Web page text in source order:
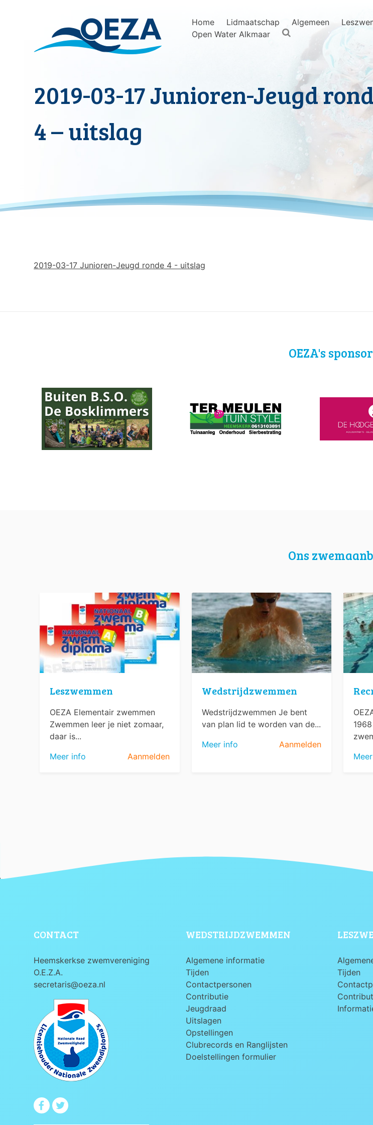
Home Lidmaatschap Algemeen
Open Water Alkmaar
2019-03-17 Junioren-Jeugd
4 – uitslag
2019-03-17 Junioren-Jeugd ronde 4 - uitslag
OEZA's
Ons
Leszwemmen
OEZA Elementair zwemmen
Zwemmen leer je niet zomaar,
daar is...
Meer info
Aanmelden
Wedstrijdzwemmen
Wedstrijdzwemmen Je bent
van plan lid te worden van de...
Meer info
Aanmelden
CONTACT
Heemskerkse zwemvereniging
O.E.Z.A.
secretaris@oeza.nl
WEDSTRIJDZWEMMEN
Algemene informatie
Tijden
Contactpersonen
Contributie
Jeugdraad
Uitslagen
Opstellingen
Clubrecords en Ranglijsten
Doelstellingen formulier
Tijden